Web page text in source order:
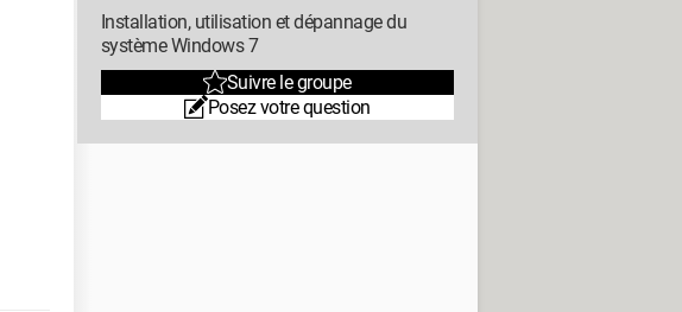
Installation, utilisation et dépannage du
système Windows 7
Suivre le groupe
Posez votre question